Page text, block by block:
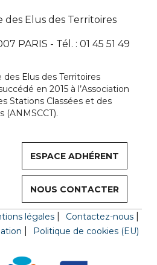
des Elus des Territoires
PARIS - Tél. : 01 45 51 49
des Elus des Territoires
en 2015 à l’Association
Stations Classées et des
(ANMSCCT).
ESPACE ADHÉRENT
NOUS CONTACTER
légales
Contactez-nous
Politique de cookies (EU)